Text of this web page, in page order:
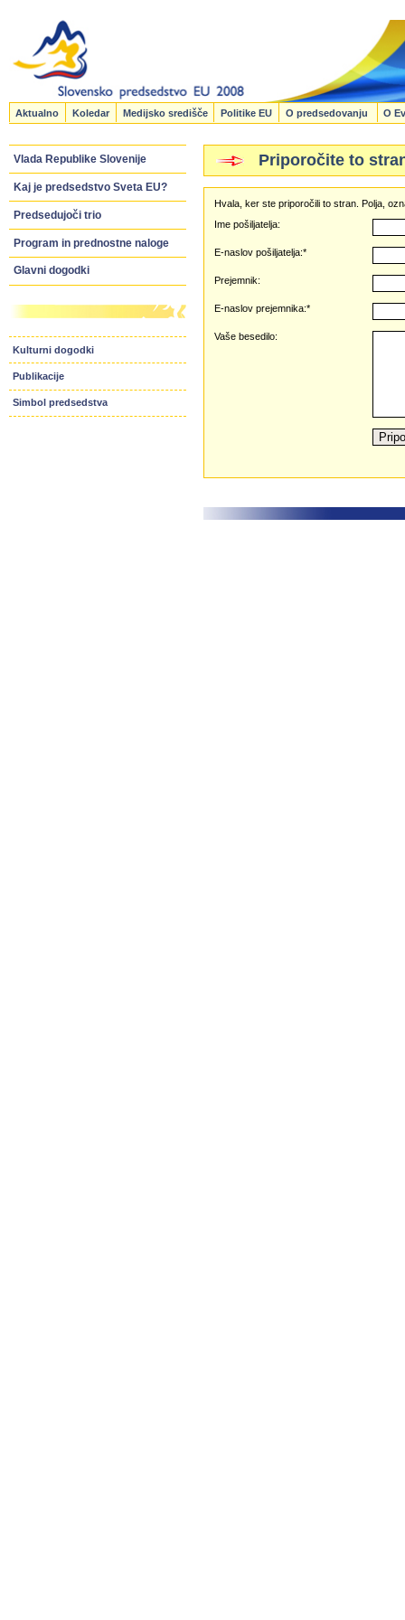
Aktualno Koledar Medijsko središče Politike EU O predsedovanju O
Vlada Republike Slovenije
Kaj je predsedstvo Sveta EU?
Predsedujoči trio
Program in prednostne naloge
Glavni dogodki
Kulturni dogodki
Publikacije
Simbol predsedstva
Priporočite to
Hvala, ker ste priporočili to stran. Polja,
Ime pošiljatelja:
E-naslov pošiljatelja:*
Prejemnik:
E-naslov prejemnika:*
Vaše besedilo: